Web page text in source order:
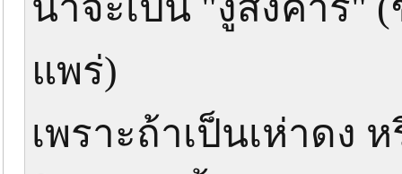
แพร่)
เพราะถ้าเป็นเห่าดง